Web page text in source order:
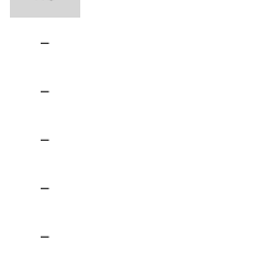
–
–
–
–
–